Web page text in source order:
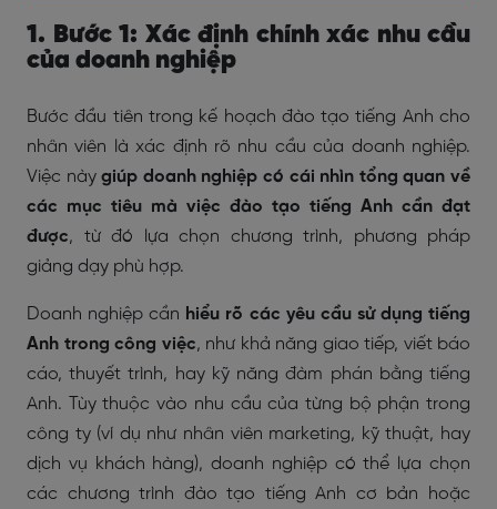
1. Bước 1: Xác định chính xác nhu cầu
của doanh nghiệp
Bước đầu tiên trong kế hoạch đào tạo tiếng Anh cho
nhân viên là xác định rõ nhu cầu của doanh nghiệp.
Việc nàygiúp doanh nghiệp có cái nhìn tổng quan về
các mục tiêu mà việc đào tạo tiếng Anh cần đạt
được, từ đó lựa chọn chương trình, phương pháp
giảng dạy phù hợp.
Doanh nghiệp cần hiểu rõ các yêu cầu sử dụng tiếng
Anh trong công việc, như khả năng giao tiếp, viết báo
cáo, thuyết trình, hay kỹ năng đàm phán bằng tiếng
Anh. Tùy thuộc vào nhu cầu của từng bộ phận trong
công ty (ví dụ như nhân viên marketing, kỹ thuật, hay
dịch vụ khách hàng), doanh nghiệp có thể lựa chọn
các chương trình đào tạo tiếng Anh cơ bản hoặc